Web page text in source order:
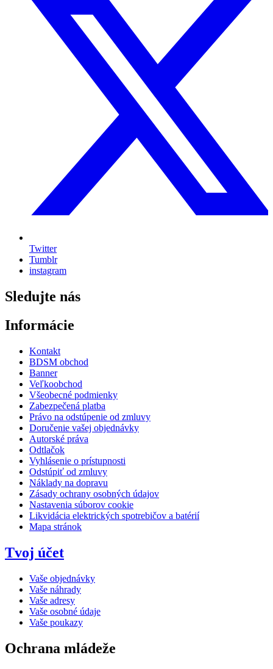
Twitter
Tumblr
instagram
Sledujte nás
Informácie
Kontakt
BDSM obchod
Banner
Veľkoobchod
Všeobecné podmienky
Zabezpečená platba
Právo na odstúpenie od zmluvy
Doručenie vašej objednávky
Autorské práva
Odtlačok
Vyhlásenie o prístupnosti
Odstúpiť od zmluvy
Náklady na dopravu
Zásady ochrany osobných údajov
Nastavenia súborov cookie
Likvidácia elektrických spotrebičov a batérií
Mapa stránok
Tvoj účet
Vaše objednávky
Vaše náhrady
Vaše adresy
Vaše osobné údaje
Vaše poukazy
Ochrana mládeže